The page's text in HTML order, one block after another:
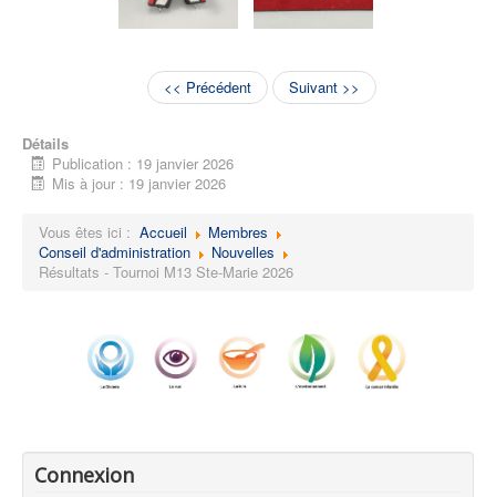
<< Précédent Suivant >>
Détails
Publication : 19 janvier 2026
Mis à jour : 19 janvier 2026
Vous êtes ici : Accueil
Membres
Conseil d'administration
Nouvelles
Résultats - Tournoi M13 Ste-Marie 2026
Connexion